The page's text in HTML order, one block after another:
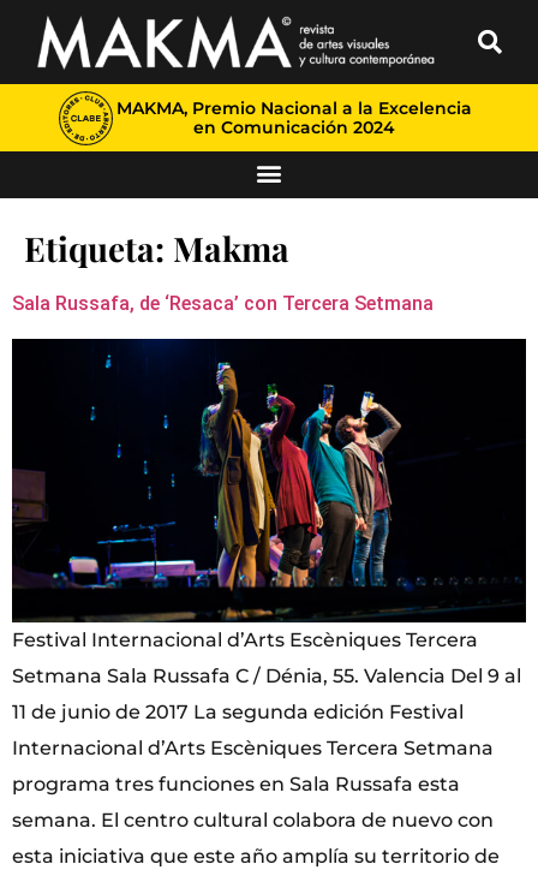
MAKMA, Premio Nacional a la Excelencia
en Comunicación 2024
Etiqueta: Makma
Sala Russafa, de ‘Resaca’ con Tercera Setmana
Festival Internacional d’Arts Escèniques Tercera
Setmana Sala Russafa C / Dénia, 55. Valencia Del 9 al
11 de junio de 2017 La segunda edición Festival
Internacional d’Arts Escèniques Tercera Setmana
programa tres funciones en Sala Russafa esta
semana. El centro cultural colabora de nuevo con
esta iniciativa que este año amplía su territorio de